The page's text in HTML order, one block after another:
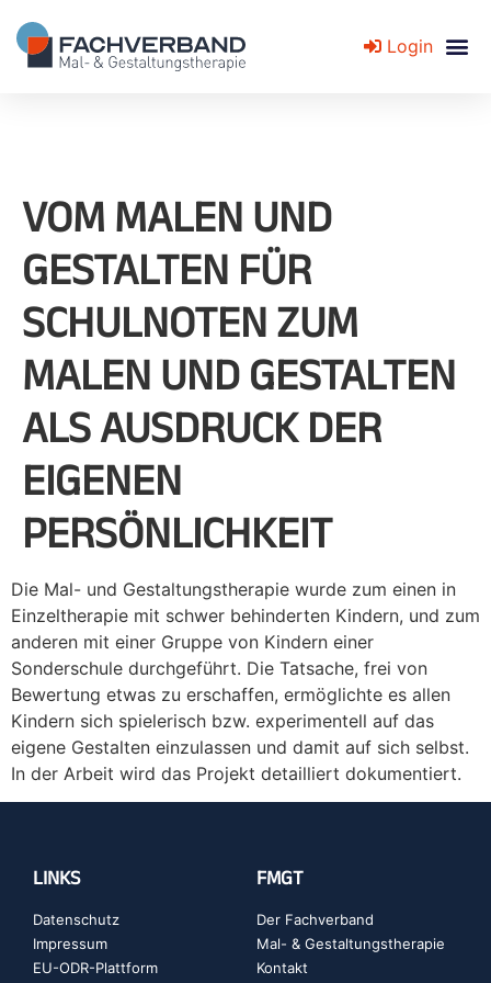
Login
VOM MALEN UND
GESTALTEN FÜR
SCHULNOTEN ZUM
MALEN UND GESTALTEN
ALS AUSDRUCK DER
EIGENEN
PERSÖNLICHKEIT
Die Mal- und Gestaltungstherapie wurde zum einen in
Einzeltherapie mit schwer behinderten Kindern, und zum
anderen mit einer Gruppe von Kindern einer
Sonderschule durchgeführt. Die Tatsache, frei von
Bewertung etwas zu erschaffen, ermöglichte es allen
Kindern sich spielerisch bzw. experimentell auf das
eigene Gestalten einzulassen und damit auf sich selbst.
In der Arbeit wird das Projekt detailliert dokumentiert.
LINKS
Datenschutz
Impressum
EU-ODR-Plattform
FMGT
Der Fachverband
Mal- & Gestaltungstherapie
Kontakt